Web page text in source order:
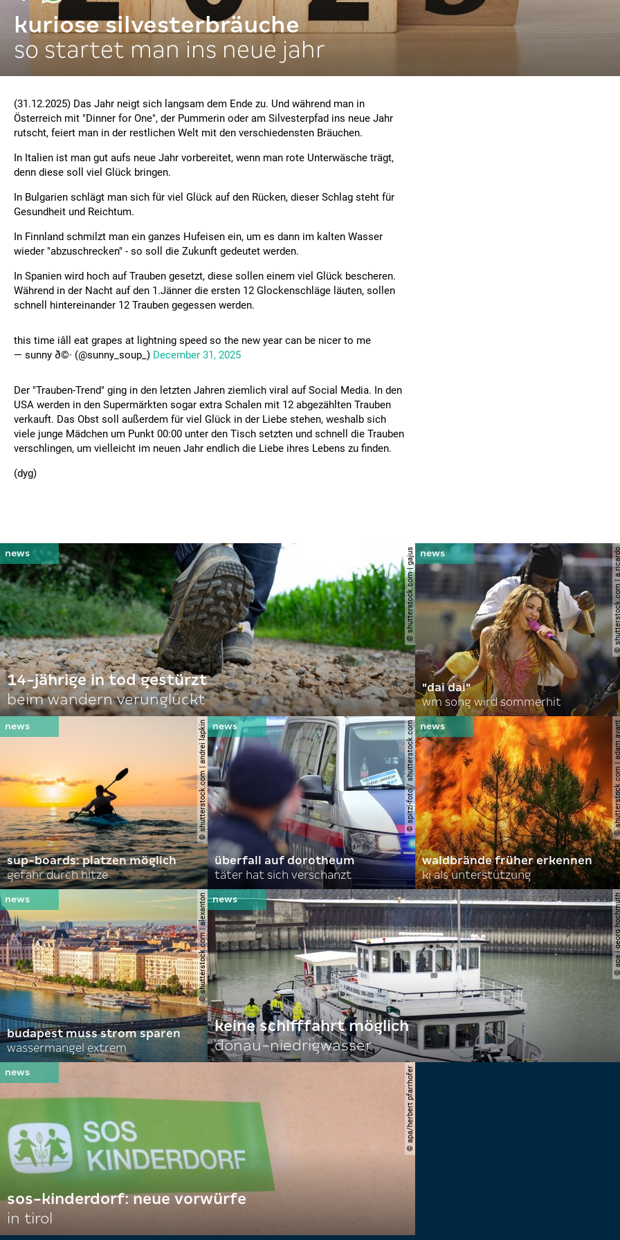
kuriose silvesterbräuche
so startet man ins neue jahr
(31.12.2025) Das Jahr neigt sich langsam dem Ende zu. Und während man in
Österreich mit "Dinner for One", der Pummerin oder am Silvesterpfad ins neue Jahr
rutscht, feiert man in der restlichen Welt mit den verschiedensten Bräuchen.
In Italien ist man gut aufs neue Jahr vorbereitet, wenn man rote Unterwäsche trägt,
denn diese soll viel Glück bringen.
In Bulgarien schlägt man sich für viel Glück auf den Rücken, dieser Schlag steht für
Gesundheit und Reichtum.
In Finnland schmilzt man ein ganzes Hufeisen ein, um es dann im kalten Wasser
wieder "abzuschrecken" - so soll die Zukunft gedeutet werden.
In Spanien wird hoch auf Trauben gesetzt, diese sollen einem viel Glück bescheren.
Während in der Nacht auf den 1.Jänner die ersten 12 Glockenschläge läuten, sollen
schnell hintereinander 12 Trauben gegessen werden.
this time iâll eat grapes at lightning speed so the new year can be nicer to me
— sunny ð©· (@sunny_soup_) December 31, 2025
Der "Trauben-Trend" ging in den letzten Jahren ziemlich viral auf Social Media. In den
USA werden in den Supermärkten sogar extra Schalen mit 12 abgezählten Trauben
verkauft. Das Obst soll außerdem für viel Glück in der Liebe stehen, weshalb sich
viele junge Mädchen um Punkt 00:00 unter den Tisch setzten und schnell die Trauben
verschlingen, um vielleicht im neuen Jahr endlich die Liebe ihres Lebens zu finden.
(dyg)
© shutterstock.com | gajus
14-jährige in tod gestürzt
beim wandern verunglückt
©
"dai dai"
wm song wird sommerhit
© shutterstock.com | andrei lapkin
sup-boards: platzen möglich
gefahr durch hitze
© spitzi-foto / shutterstock.com
überfall auf dorotheum
täter hat sich verschanzt
©
waldbrände früher erkennen
ki als unterstützung
© shutterstock.com | alexanton
budapest muss strom sparen
wassermangel extrem
© apa |
keine schifffahrt möglich
donau-niedrigwasser
© apa/herbert pfarrhofer
sos-kinderdorf: neue vorwürfe
in tirol